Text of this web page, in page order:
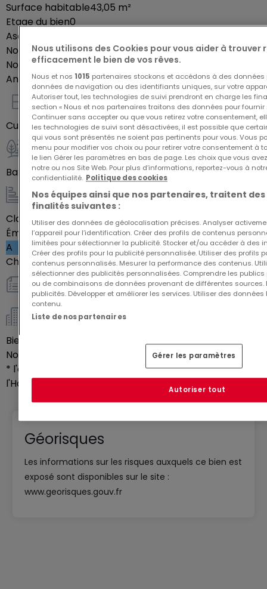
La Résidence OMNIA se compose de 37
appartements contemporains, du F2 au F4, à partir
de 175 000 EUR. Chaque logement offre un espace
extérieur privatif parfait pour profiter des beaux
jours.
Pour en savoir plus, contactez-nous au 03 82 54 73
56Ou par e-mail : contact@open57.fr
OPEN IMMOBILIER 20, Allée du Château de Gassion,
57100 Thionville
Surface habitable43,05 m²
Etage du bien0
Ascenseur
Nombre de pièces 2
Nombre de chambres1
Année de construction2026
Intérieur
Cuisine ouverteOui
Extérieur
Balcon8m²
Energie / Chauffage
Classe énergétiqueVide
Émission de gaz à effet de serre (GES)
A
Chauffage au gazOui
Autres
Bien soumis au statut de copropriétéOui
Nombre de lots en copropriété 37
* l'article L.721-1 du Code de la Construction et de
l'Habitation.
Géorisques
Les informations sur les risques auxquels ce bien est
exposé sont disponibles sur le site :
www.georisques.gouv.fr
Nous utilisons des Cookies pour vous aider à trouver
efficacement le bien de vos rêves.
Nous et nos 1015 partenaires stockons et accédons à des
données de navigation ou des identifiants uniques, sur votre
Autoriser tout, les technologies de suivi prendront en charge les
section « Nous et nos partenaires traitons des données pour fournir
Continuer sans accepter ou que vous retirez votre consentement,
les technologies de suivi sont désactivées, il est possible que
qui vous sont présentés ne soient pas pertinents pour vous. Vous
menu pour modifier vos choix ou pour retirer votre consentement à
le lien Gérer les paramètres en bas de page. Les choix que vous
notre ou nos Site Web. Pour plus d’informations, reportez-vous à
confidentialité. Politique des cookies
Nos équipes ainsi que nos partenaires, traitent
finalités suivantes :
Utiliser des données de géolocalisation précises. Analyser
l’appareil pour l’identification. Créer des profils de contenus
limitées pour sélectionner la publicité. Stocker et/ou accéder à des
Créer des profils pour la publicité personnalisée. Utiliser des profils
contenus personnalisés. Mesurer la performance des contenus.
sélectionner des publicités personnalisées. Comprendre les
ou de combinaisons de données provenant de différentes sources.
publicités. Développer et améliorer les services. Utiliser des
contenu.
Liste de nos partenaires
Gérer les paramètres
Autoriser tout